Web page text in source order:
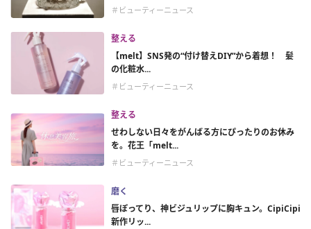
＃ビューティーニュース
整える
【melt】SNS発の“付け替えDIY”から着想！ 髪
の化粧水...
＃ビューティーニュース
整える
せわしない日々をがんばる方にぴったりのお休み
を。花王「melt...
＃ビューティーニュース
磨く
唇ぽってり、神ビジュリップに胸キュン。CipiCipi
新作リッ...